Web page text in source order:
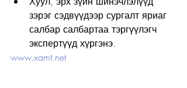
зэрэг сэдвүүдээр сургалт яриаг
салбар салбартаа тэргүүлэгч
экспертүүд хүргэнэ.
www.xamt.net